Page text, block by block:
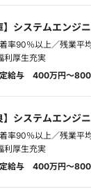
】システムエンジ
率90％以上／残業平
利厚生充実
給与 400万円～800
】システムエンジ
率90％以上／残業平
利厚生充実
給与 400万円～800